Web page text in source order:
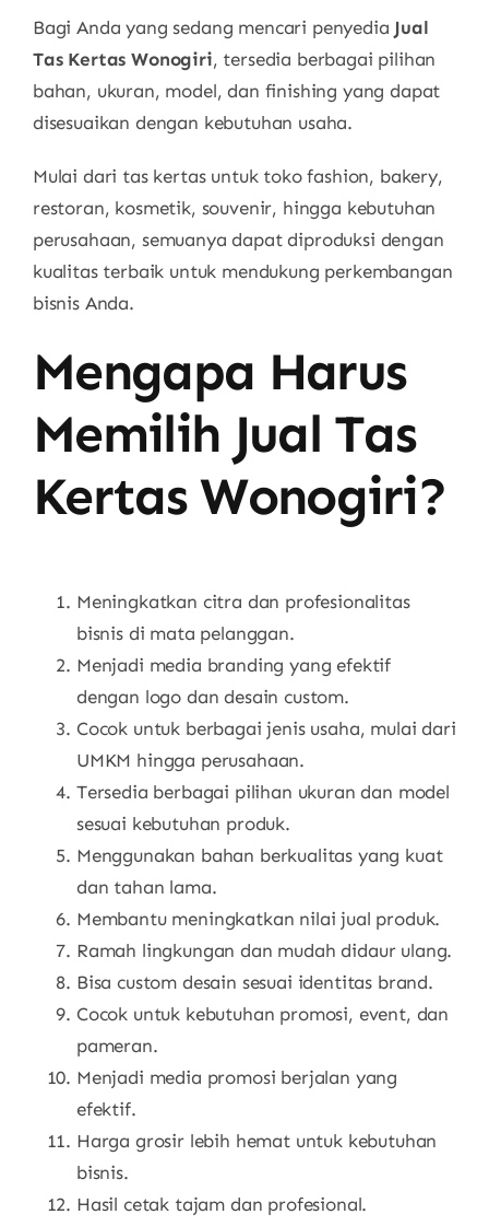
Bagi Anda yang sedang mencari penyedia Jual
Tas Kertas Wonogiri, tersedia berbagai pilihan
bahan, ukuran, model, dan finishing yang dapat
disesuaikan dengan kebutuhan usaha.
Mulai dari tas kertas untuk toko fashion, bakery,
restoran, kosmetik, souvenir, hingga kebutuhan
perusahaan, semuanya dapat diproduksi dengan
kualitas terbaik untuk mendukung perkembangan
bisnis Anda.
Mengapa Harus
Memilih Jual Tas
Kertas Wonogiri?
Meningkatkan citra dan profesionalitas
bisnis di mata pelanggan.
Menjadi media branding yang efektif
dengan logo dan desain custom.
Cocok untuk berbagai jenis usaha, mulai dari
UMKM hingga perusahaan.
Tersedia berbagai pilihan ukuran dan model
sesuai kebutuhan produk.
Menggunakan bahan berkualitas yang kuat
dan tahan lama.
Membantu meningkatkan nilai jual produk.
Ramah lingkungan dan mudah didaur ulang.
Bisa custom desain sesuai identitas brand.
Cocok untuk kebutuhan promosi, event, dan
pameran.
Menjadi media promosi berjalan yang
efektif.
Harga grosir lebih hemat untuk kebutuhan
bisnis.
Hasil cetak tajam dan profesional.